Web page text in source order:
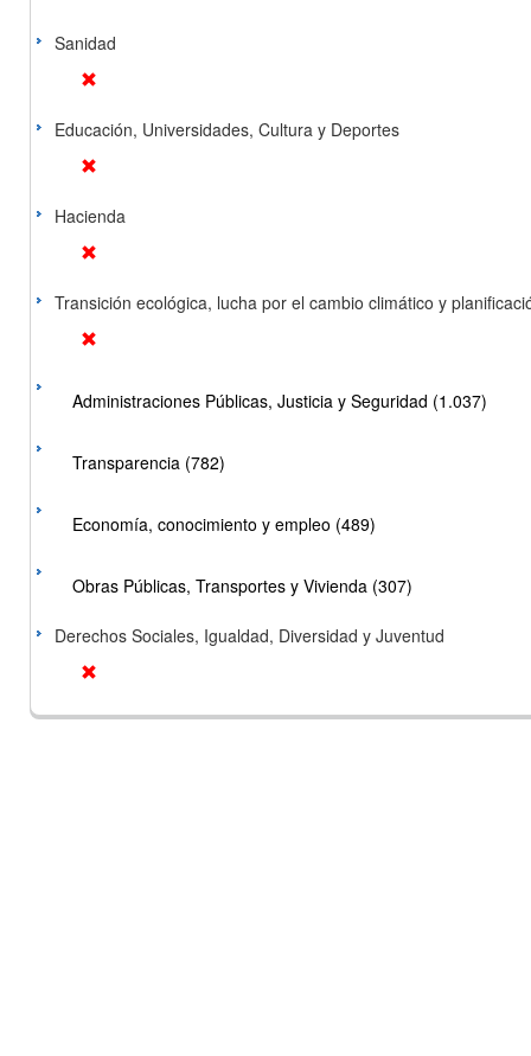
Sanidad
Educación, Universidades, Cultura y Deportes
Hacienda
Transición ecológica, lucha por el cambio climático y
Administraciones Públicas, Justicia y Seguridad (1.037)
Transparencia (782)
Economía, conocimiento y empleo (489)
Obras Públicas, Transportes y Vivienda (307)
Derechos Sociales, Igualdad, Diversidad y Juventud